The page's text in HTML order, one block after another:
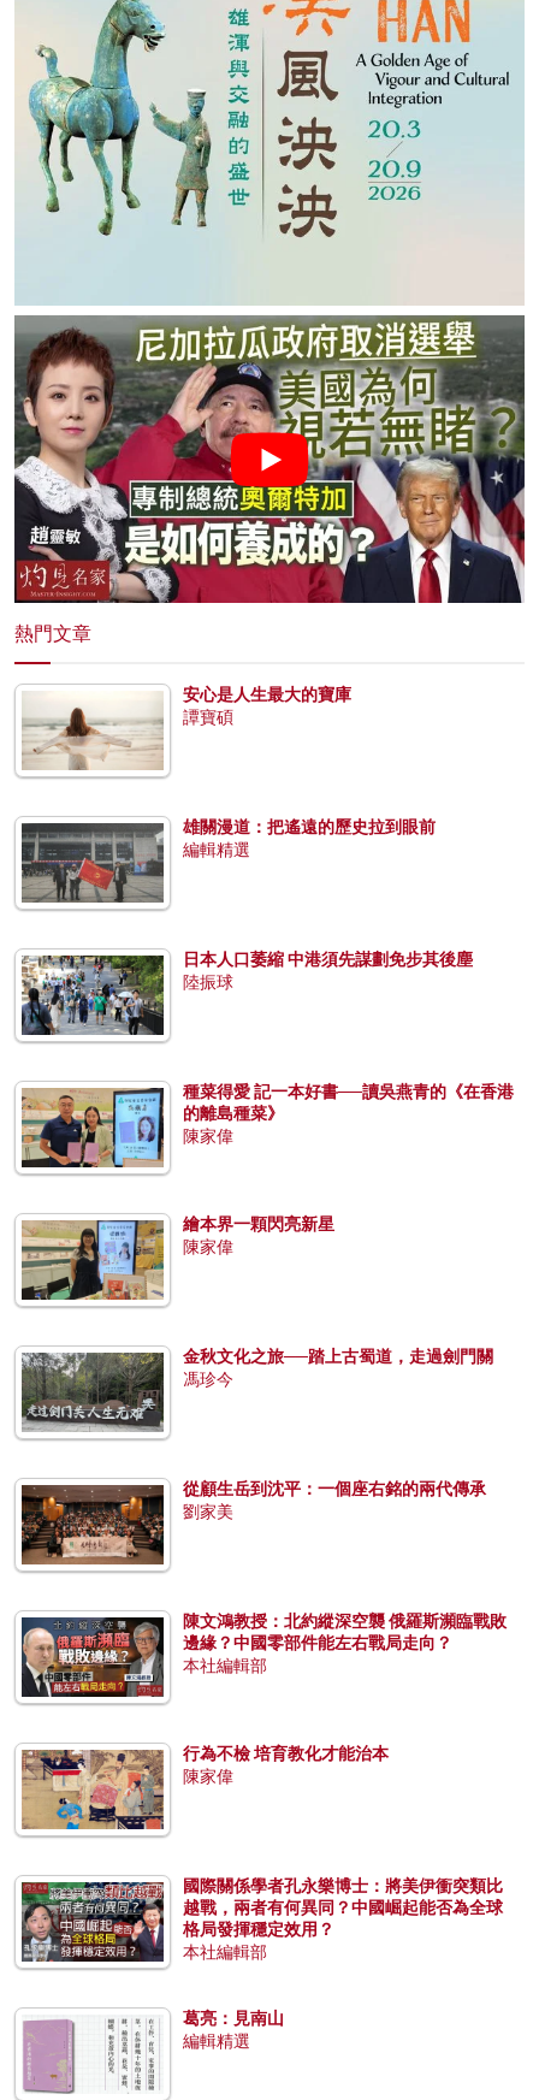
熱門文章
安心是人生最大的寶庫
譚寶碩
雄關漫道：把遙遠的歷史拉到眼前
編輯精選
日本人口萎縮 中港須先謀劃免步其後塵
陸振球
種菜得愛 記一本好書──讀吳燕青的《在香港
的離島種菜》
陳家偉
繪本界一顆閃亮新星
陳家偉
金秋文化之旅──踏上古蜀道，走過劍門關
馮珍今
從顧生岳到沈平：一個座右銘的兩代傳承
劉家美
陳文鴻教授：北約縱深空襲 俄羅斯瀕臨戰敗
邊緣？中國零部件能左右戰局走向？
本社編輯部
行為不檢 培育教化才能治本
陳家偉
國際關係學者孔永樂博士：將美伊衝突類比
越戰，兩者有何異同？中國崛起能否為全球
格局發揮穩定效用？
本社編輯部
葛亮：見南山
編輯精選